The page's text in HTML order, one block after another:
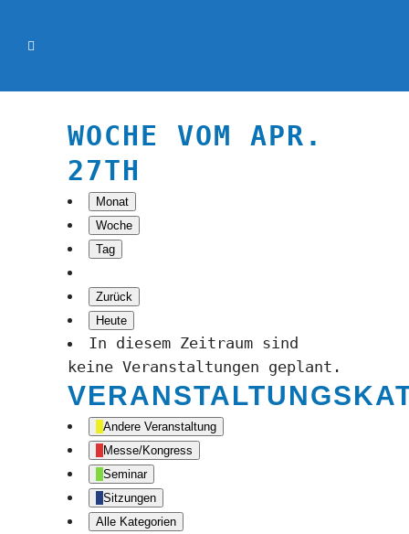
WOCHE VOM APR.
27TH
Monat
Woche
Tag
Zurück
Heute
In diesem Zeitraum sind
keine Veranstaltungen geplant.
Andere Veranstaltung
Messe/Kongress
Seminar
Sitzungen
Alle Kategorien